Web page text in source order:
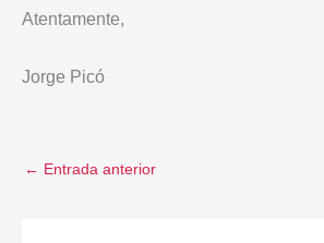
Atentamente,
Jorge Picó
← Entrada anterior